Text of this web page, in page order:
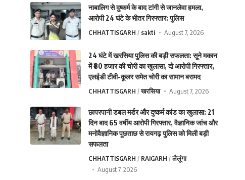
नाबालिग से दुष्कर्म के बाद टांगी से जानलेवा हमला,
आरोपी 24 घंटे के भीतर गिरफ्तार: पुलिस
CHHATTISGARH sakti August 7, 2026
24 घंटे में खरसिया पुलिस की बड़ी सफलता: सूने मकान
में ₹80 हजार की चोरी का खुलासा, दो आरोपी गिरफ्तार,
एलईडी टीवी-कूलर समेत चोरी का सामान बरामद
CHHATTISGARH खरसिया August 7, 2026
छापरपानी डबल मर्डर और दुष्कर्म कांड का खुलासा: 21
दिन बाद 65 वर्षीय आरोपी गिरफ्तार, वैज्ञानिक जांच और
मनोवैज्ञानिक पूछताछ से रायगढ़ पुलिस को मिली बड़ी
सफलता
CHHATTISGARH RAIGARH
लैलूंगा
August 7, 2026